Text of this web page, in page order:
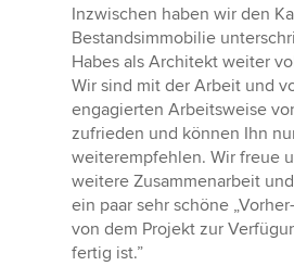
Inzwischen haben wir den
Bestandsimmobilie
Habes als Architekt weiter
Wir sind mit der Arbeit und
engagierten Arbeitsweise
zufrieden und können Ihn
weiterempfehlen. Wir freue
weitere Zusammenarbeit
ein paar sehr schöne
von dem Projekt zur
fertig ist.”